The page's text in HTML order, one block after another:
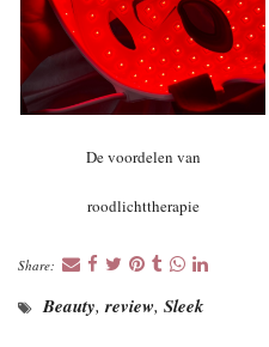
De voordelen van
roodlichttherapie
Share:
Beauty,review, Sleek